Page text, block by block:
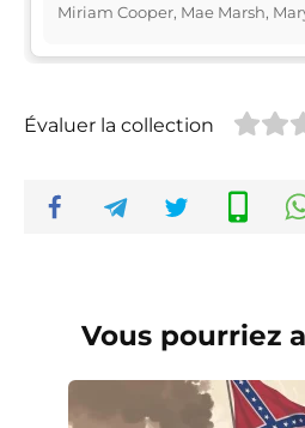
Miriam Cooper, Mae Marsh,
Évaluer la collection
Vous pourriez